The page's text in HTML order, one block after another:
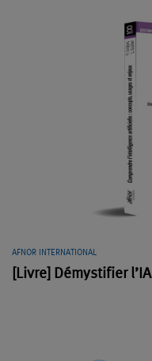
AFNOR INTERNATIONAL
[Livre] Démystifier l’IA